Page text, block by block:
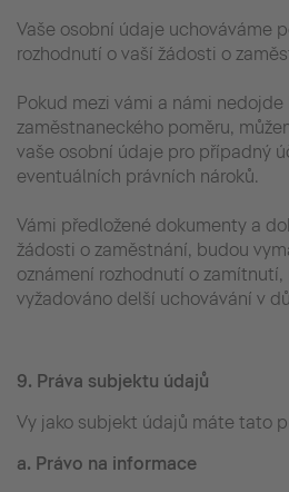
Vaše osobní údaje uchováváme
rozhodnutí o vaší žádosti o
Pokud mezi vámi a námi nedojde
zaměstnaneckého poměru,
vaše osobní údaje pro případný
eventuálních právních nároků.
Vámi předložené dokumenty a
žádosti o zaměstnání, budou
oznámení rozhodnutí o
vyžadováno delší uchovávání v
9. Práva subjektu údajů
Vy jako subjekt údajů máte tato
a. Právo na informace